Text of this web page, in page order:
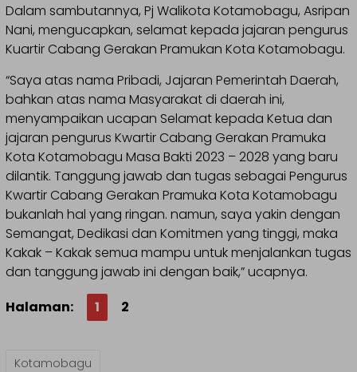
Dalam sambutannya, Pj Walikota Kotamobagu, Asripan
Nani, mengucapkan, selamat kepada jajaran pengurus
Kuartir Cabang Gerakan Pramukan Kota Kotamobagu.
“Saya atas nama Pribadi, Jajaran Pemerintah Daerah,
bahkan atas nama Masyarakat di daerah ini,
menyampaikan ucapan Selamat kepada Ketua dan
jajaran pengurus Kwartir Cabang Gerakan Pramuka
Kota Kotamobagu Masa Bakti 2023 – 2028 yang baru
dilantik. Tanggung jawab dan tugas sebagai Pengurus
Kwartir Cabang Gerakan Pramuka Kota Kotamobagu
bukanlah hal yang ringan. namun, saya yakin dengan
Semangat, Dedikasi dan Komitmen yang tinggi, maka
Kakak – Kakak semua mampu untuk menjalankan tugas
dan tanggung jawab ini dengan baik,” ucapnya.
Halaman:
1 2
Kotamobagu